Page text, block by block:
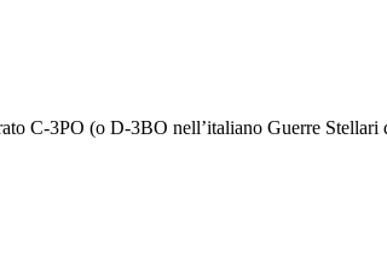
C-3PO (o D-3BO nell’italiano Guerre Stellari